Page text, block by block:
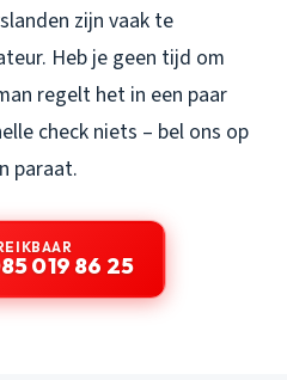
zijn vaak te
Heb je geen tijd om
regelt het in een paar
check niets – bel ons op
paraat.
019 86 25